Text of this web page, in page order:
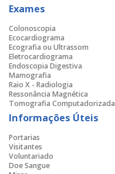
Exames
Colonoscopia
Ecocardiograma
Ecografia ou Ultrassom
Eletrocardiograma
Endoscopia Digestiva
Mamografia
Raio X - Radiologia
Ressonância Magnética
Tomografia Computadorizada
Informações Úteis
Portarias
Visitantes
Voluntariado
Doe Sangue